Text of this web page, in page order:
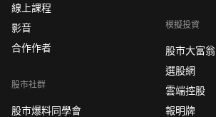
線上課程
影音
合作作者
股市社群
股市爆料同學會
模擬投資
股市大富翁
選股網
雲端控股
報明牌